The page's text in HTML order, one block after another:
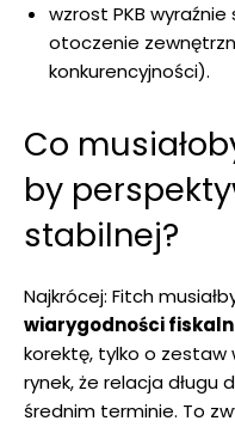
wzrost PKB
otoczenie
konkurencyjności).
Co
by
stabilnej?
Najkrócej: Fitch
wiarygodności
korektę, tylko o zestaw
rynek, że relacja długu
średnim terminie. To